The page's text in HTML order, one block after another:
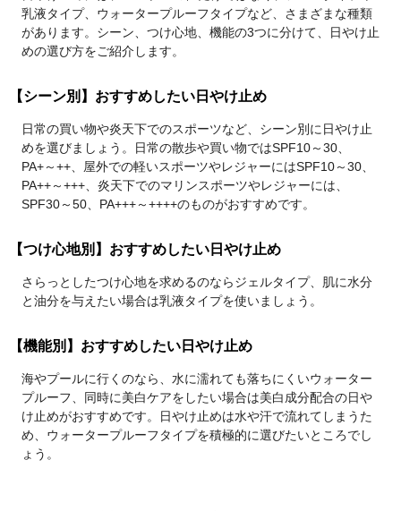
乳液タイプ、ウォータープルーフタイプなど、さまざまな種類
があります。シーン、つけ心地、機能の3つに分けて、日やけ止
めの選び方をご紹介します。
【シーン別】おすすめしたい日やけ止め
日常の買い物や炎天下でのスポーツなど、シーン別に日やけ止
めを選びましょう。日常の散歩や買い物ではSPF10～30、
PA+～++、屋外での軽いスポーツやレジャーにはSPF10～30、
PA++～+++、炎天下でのマリンスポーツやレジャーには、
SPF30～50、PA+++～++++のものがおすすめです。
【つけ心地別】おすすめしたい日やけ止め
さらっとしたつけ心地を求めるのならジェルタイプ、肌に水分
と油分を与えたい場合は乳液タイプを使いましょう。
【機能別】おすすめしたい日やけ止め
海やプールに行くのなら、水に濡れても落ちにくいウォーター
プルーフ、同時に美白ケアをしたい場合は美白成分配合の日や
け止めがおすすめです。日やけ止めは水や汗で流れてしまうた
め、ウォータープルーフタイプを積極的に選びたいところでし
ょう。